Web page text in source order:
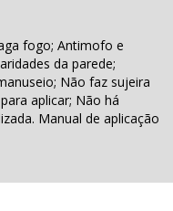
fogo; Antimofo e
da parede;
Não faz sujeira
aplicar; Não há
Manual de aplicação